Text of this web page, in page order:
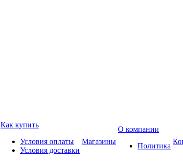
Как купить
Условия оплаты
Условия доставки
Магазины
О компании
Политика